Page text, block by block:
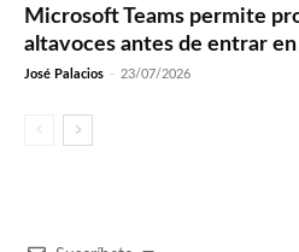
Microsoft Teams permite
altavoces antes de entrar
José Palacios - 23/07/2026